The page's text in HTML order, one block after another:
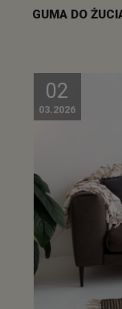
GUMA DO
02
03.2026